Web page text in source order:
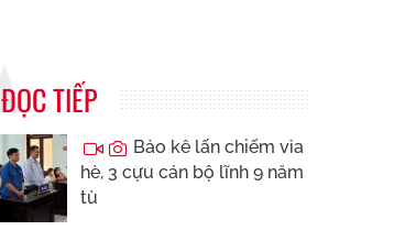
ĐỌC TIẾP
Bảo kê lấn chiếm vỉa
hè, 3 cựu cán bộ lĩnh 9 năm
tù